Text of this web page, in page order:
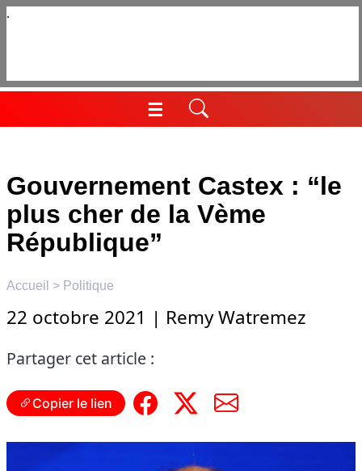
Aller
☰
Menu
Gouvernement Castex : “le
plus cher de la Vème
République”
Accueil > Politique
22 octobre 2021 | Remy Watremez
Partager cet article :
Copier le lien